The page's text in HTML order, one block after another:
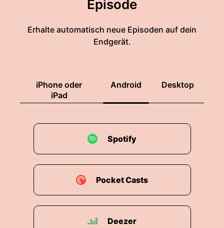
Episode
Erhalte automatisch neue Episoden auf dein
Endgerät.
iPhone oder
iPad
Android Desktop
Spotify
Pocket Casts
Deezer